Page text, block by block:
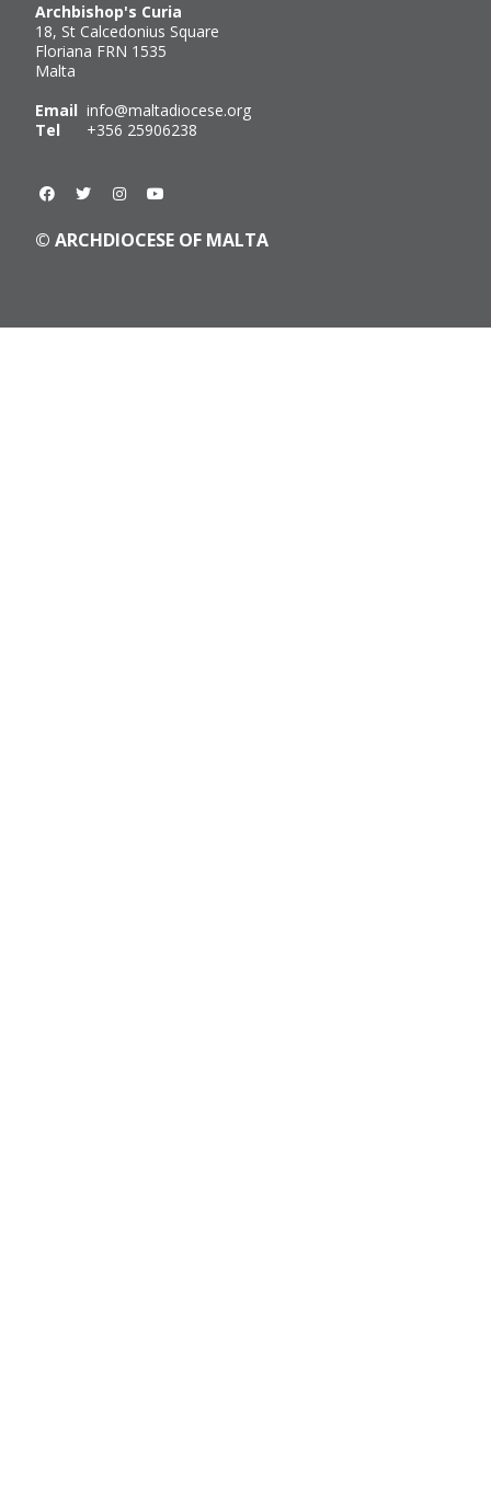
Archbishop's Curia
18, St Calcedonius Square
Floriana FRN 1535
Malta
Email info@maltadiocese.org
Tel +356 25906238
© ARCHDIOCESE OF MALTA